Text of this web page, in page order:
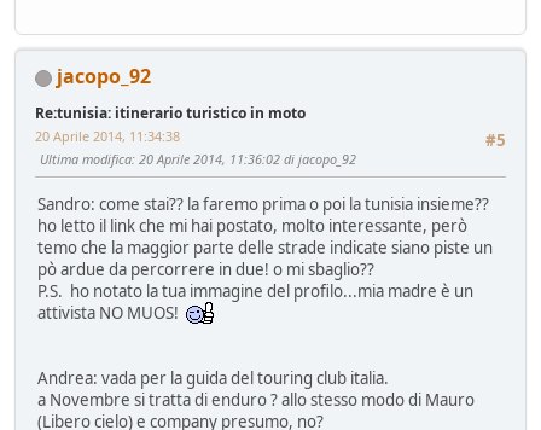
jacopo_92
Re:tunisia: itinerario turistico in moto
#5
20 Aprile 2014, 11:34:38
Ultima modifica: 20 Aprile 2014, 11:36:02 di jacopo_92
Sandro: come stai?? la faremo prima o poi la tunisia insieme??
ho letto il link che mi hai postato, molto interessante, però
temo che la maggior parte delle strade indicate siano piste un
pò ardue da percorrere in due! o mi sbaglio??
P.S. ho notato la tua immagine del profilo...mia madre è un
attivista NO MUOS!
Andrea: vada per la guida del touring club italia.
a Novembre si tratta di enduro ? allo stesso modo di Mauro
(Libero cielo) e company presumo, no?